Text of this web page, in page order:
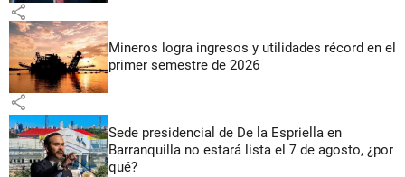
share
Mineros logra ingresos y utilidades récord en el
primer semestre de 2026
share
Sede presidencial de De la Espriella en
Barranquilla no estará lista el 7 de agosto, ¿por
qué?